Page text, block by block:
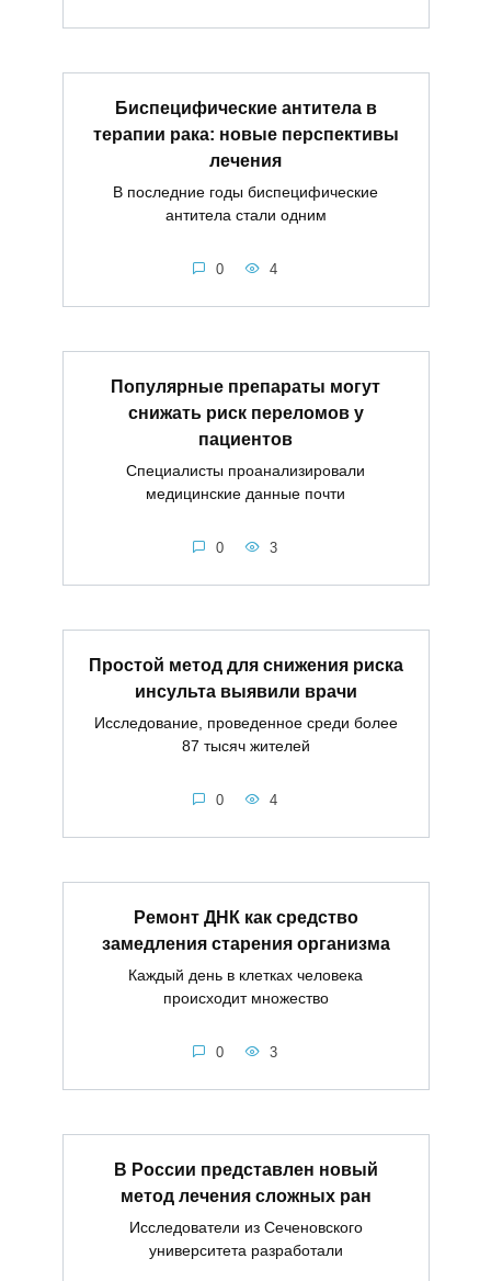
Биспецифические антитела в
терапии рака: новые перспективы
лечения
В последние годы биспецифические
антитела стали одним
0 4
Популярные препараты могут
снижать риск переломов у
пациентов
Специалисты проанализировали
медицинские данные почти
0 3
Простой метод для снижения риска
инсульта выявили врачи
Исследование, проведенное среди более
87 тысяч жителей
0 4
Ремонт ДНК как средство
замедления старения организма
Каждый день в клетках человека
происходит множество
0 3
В России представлен новый
метод лечения сложных ран
Исследователи из Сеченовского
университета разработали